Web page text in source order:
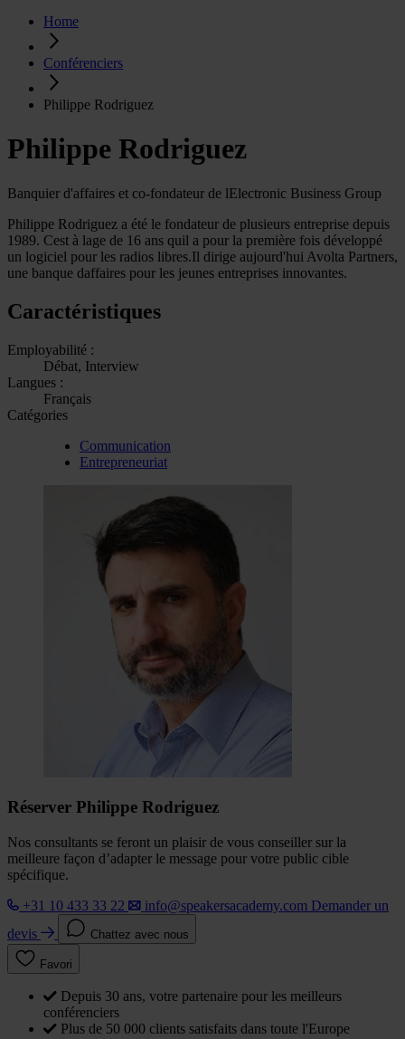
Home
Conférenciers
Philippe Rodriguez
Philippe Rodriguez
Banquier d'affaires et co-fondateur de lElectronic Business Group
Philippe Rodriguez a été le fondateur de plusieurs entreprise depuis
1989. Cest à lage de 16 ans quil a pour la première fois développé
un logiciel pour les radios libres.Il dirige aujourd'hui Avolta Partners,
une banque daffaires pour les jeunes entreprises innovantes.
Caractéristiques
Employabilité :
Débat, Interview
Langues :
Français
Catégories
Communication
Entrepreneuriat
Réserver Philippe Rodriguez
Nos consultants se feront un plaisir de vous conseiller sur la
meilleure façon d’adapter le message pour votre public cible
spécifique.
+31 10 433 33 22
info@speakersacademy.com Demander un
devis
Chattez avec nous
Favori
Depuis 30 ans, votre partenaire pour les meilleurs
conférenciers
Plus de 50 000 clients satisfaits dans toute l'Europe